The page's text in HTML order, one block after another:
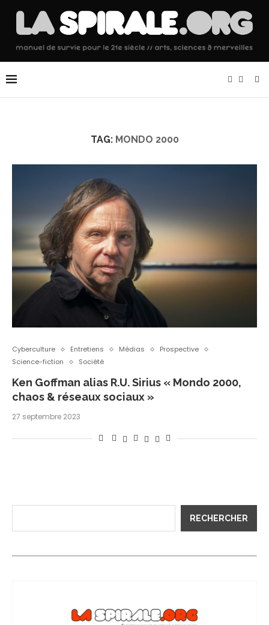
TAG: MONDO 2000
Cyberculture Entretiens Médias
Prospective
Science-fiction
Société
Ken Goffman alias R.U. Sirius « Mondo 2000,
chaos & réseaux sociaux »
27 septembre 2023
RECHERCHER